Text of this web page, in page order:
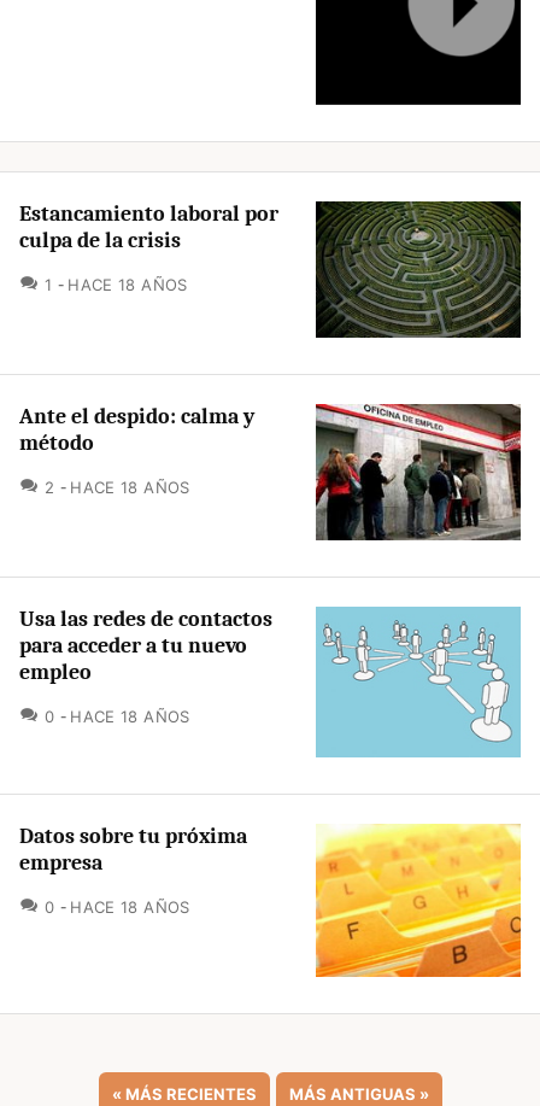
Estancamiento laboral por
culpa de la crisis
1 COMENTARIOS
HACE 18 AÑOS
Ante el despido: calma y
método
2 COMENTARIOS
HACE 18 AÑOS
Usa las redes de contactos
para acceder a tu nuevo
empleo
0 COMENTARIOS
HACE 18 AÑOS
Datos sobre tu próxima
empresa
0 COMENTARIOS
HACE 18 AÑOS
«MÁS RECIENTES MÁS ANTIGUAS »